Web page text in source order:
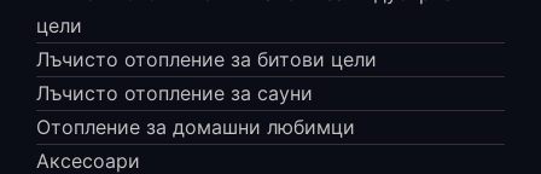
цели
Лъчисто отопление за битови цели
Лъчисто отопление за сауни
Отопление за домашни любимци
Аксесоари